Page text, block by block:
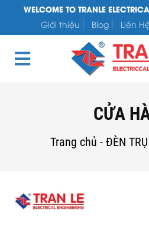
WELCOME TO TRANLE
Giới thiệu
Blog Liên
CỬA
Trang chủ - ĐÈN